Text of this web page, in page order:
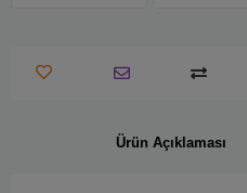
Ürün Açıklaması